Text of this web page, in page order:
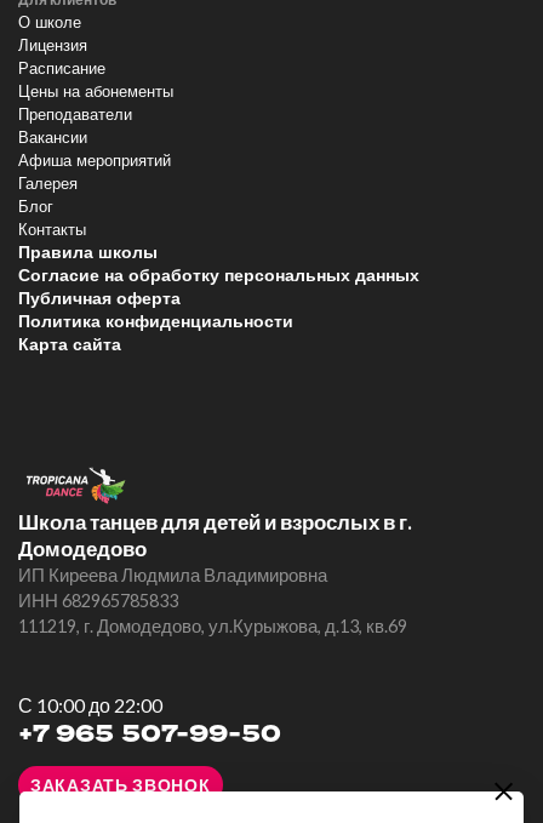
О школе
Лицензия
Расписание
Цены на абонементы
Преподаватели
Вакансии
Афиша мероприятий
Галерея
Блог
Контакты
Правила школы
Согласие на обработку персональных данных
Публичная оферта
Политика конфиденциальности
Карта сайта
Школа танцев для детей и взрослых в г.
Домодедово
ИП Киреева Людмила Владимировна
ИНН 682965785833
111219, г. Домодедово, ул.Курыжова, д.13, кв.69
С 10:00 до 22:00
+7 965 507-99-50
ЗАКАЗАТЬ ЗВОНОК